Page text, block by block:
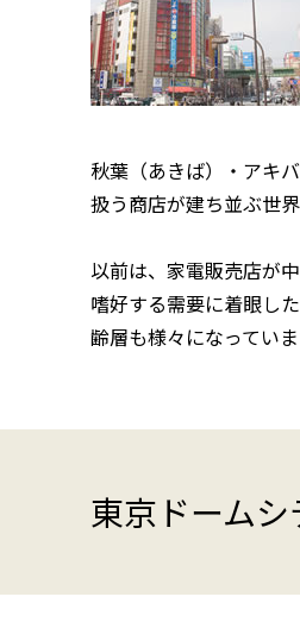
秋葉（あきば）・アキ
扱う商店が建ち並ぶ世
以前は、家電販売店が
嗜好する需要に着眼し
齢層も様々になっていま
東京ドームシ